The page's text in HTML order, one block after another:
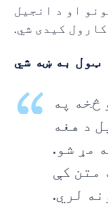
او د انجیل
کیدی شي.
ټول به ښه شي
څخه په
د هغه
مړ شو.
متن کې
لري.